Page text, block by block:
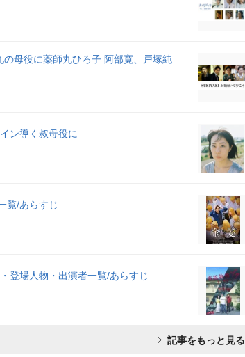
母役に薬師丸ひろ子 阿部寛、戸塚純
ン導く叔母役に
覧/あらすじ
登場人物・出演者一覧/あらすじ
記事をもっと見る